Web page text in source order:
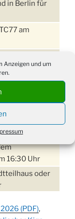
Anzeigen und um
in Berlin für
am
oder
16:30 Uhr
oder
(PDF),